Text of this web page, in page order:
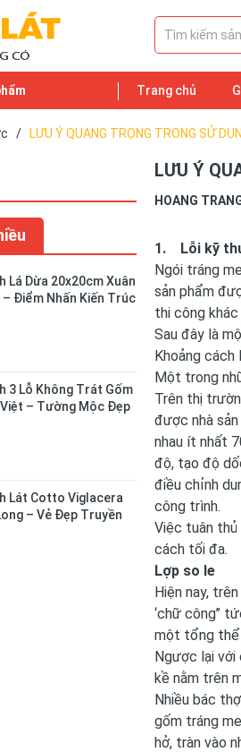
Trang chủ
/ LƯU Ý QUANG TRỌNG TRONG SỬ
Lá Dừa 20x20cm Xuân
– Điểm Nhấn Kiến Trúc
3 Lỗ Không Trát Gốm
– Tường Mộc Đẹp
Lát Cotto Viglacera
– Vẻ Đẹp Truyền
LƯU Ý
HOANG
1. Lỗi kỹ
Ngói tráng
sản phẩm
thi công
Sau đây là
Khoảng
Một trong
Trên thị
được nhà
nhau ít nhất
độ, tạo độ
điều chỉnh
công trình.
Việc tuân
cách tối đa.
Lợp so le
Hiện nay,
‘chữ công’’
một tổng thể
Ngược lại với
kề nằm trên
Nhiều bác
gốm tráng
hở, tràn vào